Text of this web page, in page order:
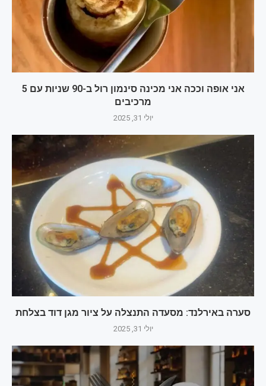
אני אופה וככה אני מכינה סינמון רול ב-90 שניות עם 5
מרכיבים
יולי 31, 2025
סערה באירלנד: מסעדה התנצלה על ציור מגן דוד בצלחת
יולי 31, 2025